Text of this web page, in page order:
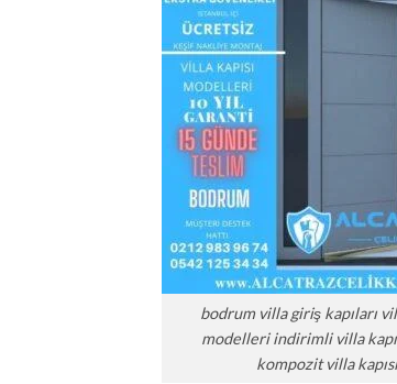
bodrum villa giriş kapıları
modelleri indirimli villa
kompozit villa kapısı